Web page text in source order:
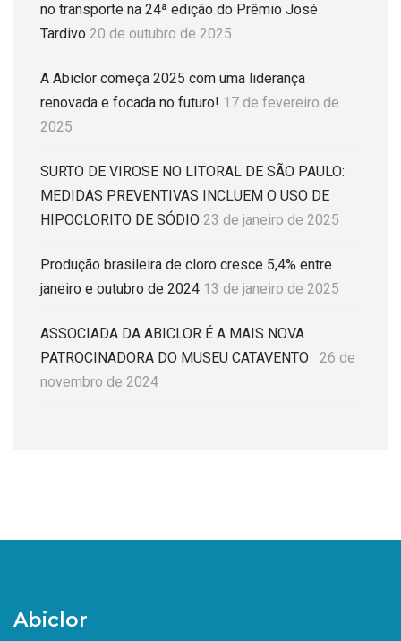
no transporte na 24ª edição do Prêmio José
Tardivo 20 de outubro de 2025
A Abiclor começa 2025 com uma liderança
renovada e focada no futuro! 17 de fevereiro de
2025
SURTO DE VIROSE NO LITORAL DE SÃO PAULO:
MEDIDAS PREVENTIVAS INCLUEM O USO DE
HIPOCLORITO DE SÓDIO 23 de janeiro de 2025
Produção brasileira de cloro cresce 5,4% entre
janeiro e outubro de 2024 13 de janeiro de 2025
ASSOCIADA DA ABICLOR É A MAIS NOVA
PATROCINADORA DO MUSEU CATAVENTO
26 de
novembro de 2024
Abiclor